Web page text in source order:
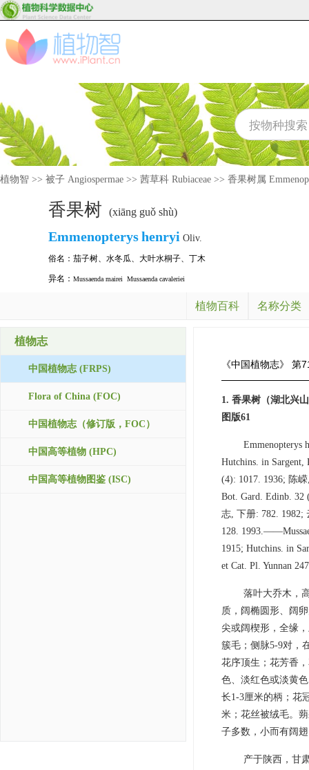
植物智 >> 被子 Angiospermae >> 茜草科 Rubiaceae >> 香果树属
香果树 (xiāng guǒ shù)
Emmenopteryshenryi Oliv.
俗名： 茄子树、 水冬瓜、 大叶水桐子、 丁木
异名： Mussaenda mairei Mussaenda cavaleriei
植物百科 名称分类
植物志
中国植物志 (FRPS)
Flora of China (FOC)
中国植物志（修订版，FOC）
中国高等植物 (HPC)
中国高等植物图鉴 (ISC)
《中国植物志》 第
1. 香果树（湖北兴
图版61
Emmenopterys
Hutchins. in Sargent,
(4): 1017. 1936; 陈
Bot. Gard. Edinb.
志, 下册: 782. 1982;
128.
1915; Hutchins. in
et Cat. Pl. Yunnan
落叶大乔木，
质，阔椭圆形、阔
尖或阔楔形，全缘
簇毛；侧脉5-9对，
花序顶生；花芳香
色、淡红色或淡黄
长1-3厘米的柄；花
米；花丝被绒毛。
子多数，小而有阔
产于陕西，甘